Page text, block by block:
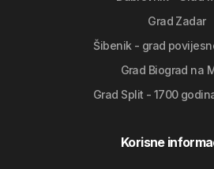
Grad Zadar
Šibenik - grad
Grad Biograd na
Grad Split - 1700
Korisne